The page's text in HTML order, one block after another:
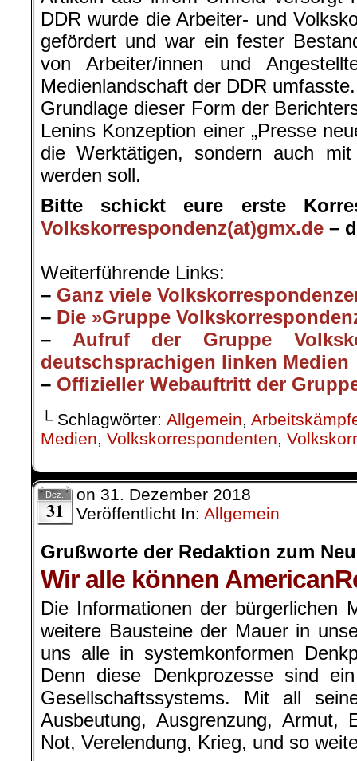
DDR wurde die Arbeiter- und
gefördert und war ein fester
von Arbeiter/innen und
Medienlandschaft der DDR umfasste.
Grundlage dieser Form der
Lenins Konzeption einer „Presse
die Werktätigen, sondern auch
werden soll.
Bitte schickt eure erste
Volkskorrespondenz(at)gmx.de –
Weiterführende Links:
– Ganz viele
– Die »Gruppe
– Aufruf der Gruppe
deutschsprachigen linken Medien
– Offizieller Webauftritt der
└ Schlagwörter: Allgemein,
Medien, Volkskorrespondenten,
Dez.
31
on 31. Dezember 2018
Veröffentlicht In: Allgemein
Grußworte der Redaktion zum
Wir alle können
Die Informationen der bürgerlichen
weitere Bausteine der Mauer in
uns alle in systemkonformen
Denn diese Denkprozesse sind
Gesellschaftssystems. Mit all
Ausbeutung, Ausgrenzung, Armut,
Not, Verelendung, Krieg, und so